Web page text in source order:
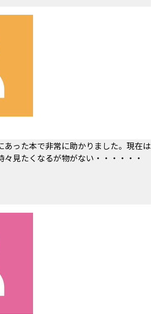
あった本で非常に助かりました。現在は
々見たくなるが物がない・・・・・・